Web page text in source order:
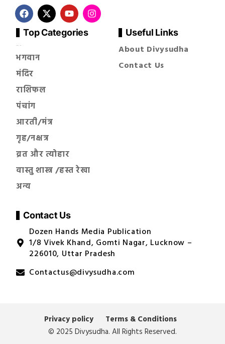
Top Categories
भगवान
मंदिर
राशिफल
पंचांग
आरती/मंत्र
गृह/नक्षत्र
व्रत और त्योहार
वास्तु शास्त्र /हस्त रेखा
अन्य
Useful Links
About Divysudha
Contact Us
Contact Us
Dozen Hands Media Publication
1/8 Vivek Khand, Gomti Nagar, Lucknow –
226010, Uttar Pradesh
Contactus@divysudha.com
Privacy policy
Terms & Conditions
© 2025 Divysudha. All Rights Reserved.